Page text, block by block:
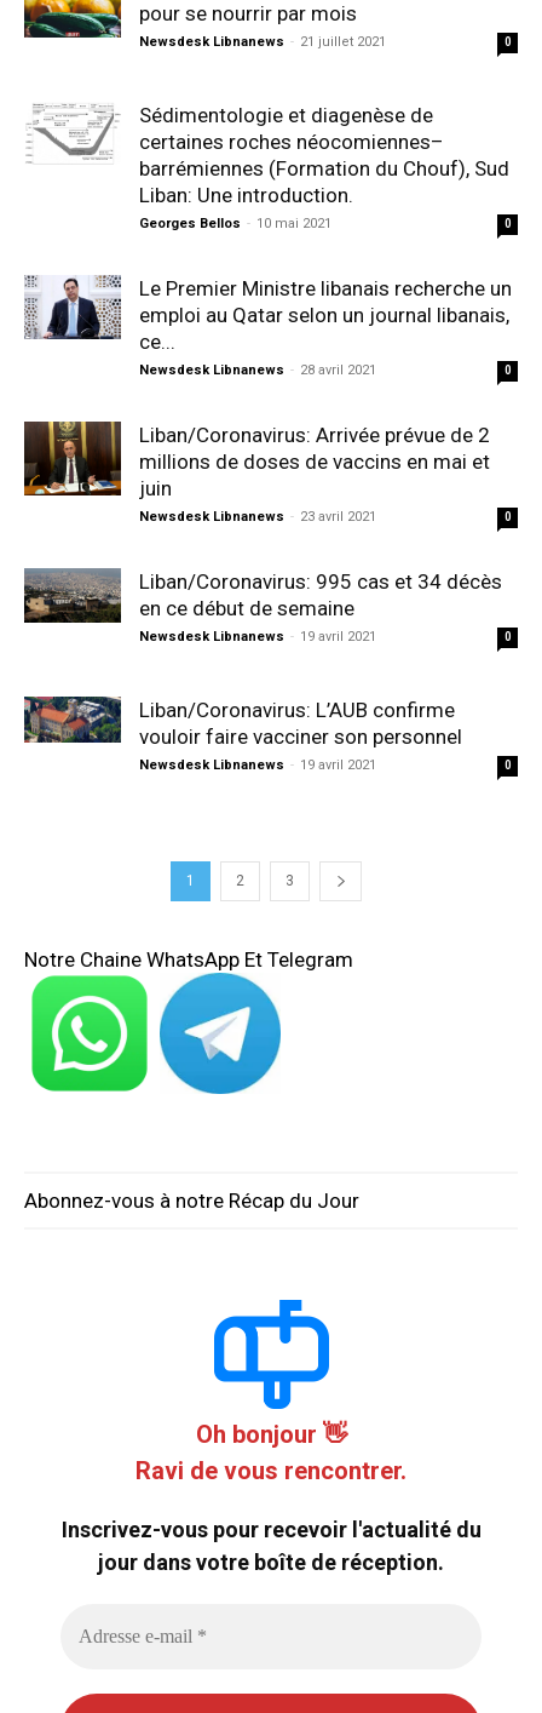
pour se nourrir par mois
Newsdesk Libnanews - 21 juillet 2021 0
Sédimentologie et diagenèse de
certaines roches néocomiennes–
barrémiennes (Formation du Chouf), Sud
Liban: Une introduction.
Georges Bellos - 10 mai 2021 0
Le Premier Ministre libanais recherche un
emploi au Qatar selon un journal libanais,
ce...
Newsdesk Libnanews - 28 avril 2021 0
Liban/Coronavirus: Arrivée prévue de 2
millions de doses de vaccins en mai et
juin
Newsdesk Libnanews - 23 avril 2021 0
Liban/Coronavirus: 995 cas et 34 décès
en ce début de semaine
Newsdesk Libnanews - 19 avril 2021 0
Liban/Coronavirus: L’AUB confirme
vouloir faire vacciner son personnel
Newsdesk Libnanews - 19 avril 2021 0
1 2 3
Notre Chaine WhatsApp Et Telegram
Abonnez-vous à notre Récap du Jour
Oh bonjour 👋
Ravi de vous rencontrer.
Inscrivez-vous pour recevoir l'actualité du
jour dans votre boîte de réception.